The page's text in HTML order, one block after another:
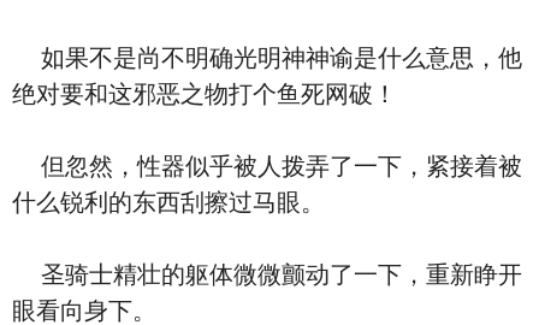
如果不是尚不明确光明神神谕是什么意思，他
绝对要和这邪恶之物打个鱼死网破！
但忽然，性器似乎被人拨弄了一下，紧接着被
什么锐利的东西刮擦过马眼。
圣骑士精壮的躯体微微颤动了一下，重新睁开
眼看向身下。